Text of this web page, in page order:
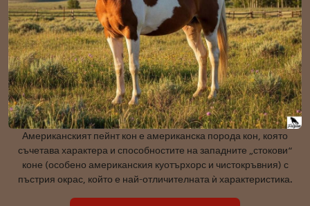
Американският пейнт кон е американска порода кон, която
съчетава характера и способностите на западните „стокови“
коне (особено американския куотърхорс и чистокръвния) с
пъстрия окрас, който е най-отличителната ѝ характеристика.